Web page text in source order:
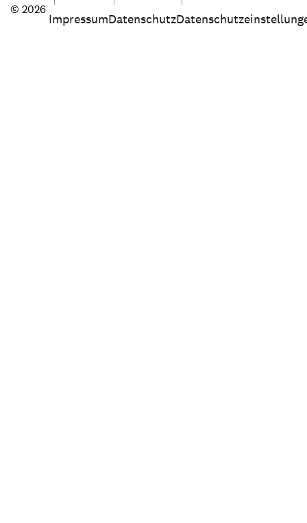
© 2026
ImpressumDatenschutz